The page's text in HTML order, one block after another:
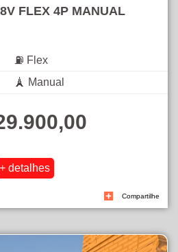
FLEX 4P MANUAL
⛽ Flex
🗼 Manual
Compartilhe